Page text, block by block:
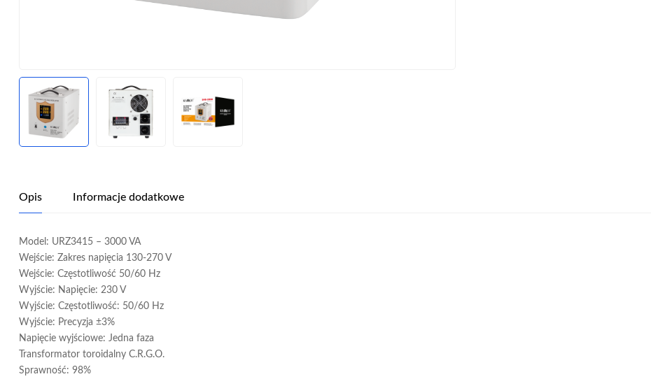
Opis Informacje dodatkowe
Model: URZ3415 – 3000 VA
Wejście: Zakres napięcia 130-270 V
Wejście: Częstotliwość 50/60 Hz
Wyjście: Napięcie: 230 V
Wyjście: Częstotliwość: 50/60 Hz
Wyjście: Precyzja ±3%
Napięcie wyjściowe: Jedna faza
Transformator toroidalny C.R.G.O.
Sprawność: 98%